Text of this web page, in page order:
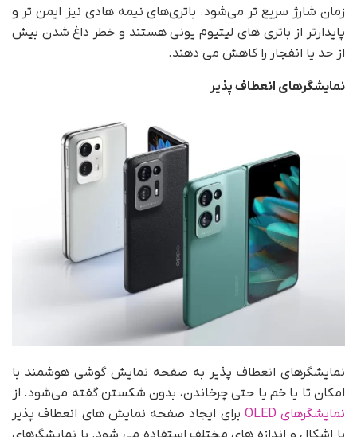
زمان شارژ سریع تر می‌شود. باتری‌های نیمه هادی نیز ایمن تر و
پایدارتر از باتری های لیتیوم یونی هستند و خطر داغ شدن بیش
از حد یا انفجار را کاهش می دهند.
نمایشگرهای انعطاف پذیر
نمایشگرهای انعطاف پذیر به صفحه نمایش گوشی هوشمند با
امکان تا یا خم یا حتی چرخاندن، بدون شکستن گفته می‌شود. از
نمایشگرهای OLED
برای ایجاد صفحه نمایش های انعطاف پذیر